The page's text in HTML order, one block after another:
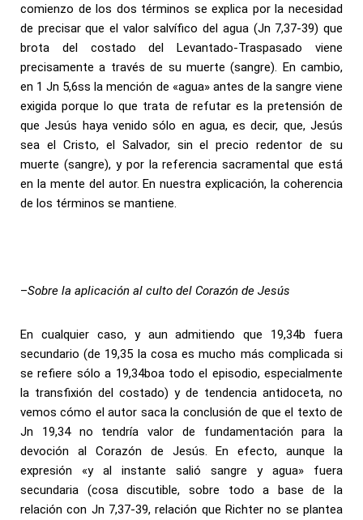
comienzo de los dos términos se explica por la necesidad
de precisar que el valor salvífico del agua (Jn 7,37-39) que
brota del costado del Levantado-Traspasado viene
precisamente a través de su muerte (sangre). En cambio,
en 1 Jn 5,6ss la mención de «agua» antes de la sangre viene
exigida porque lo que trata de refutar es la pretensión de
que Jesús haya venido sólo en agua, es decir, que, Jesús
sea el Cristo, el Salvador, sin el precio redentor de su
muerte (sangre), y por la referencia sacramental que está
en la mente del autor. En nuestra explicación, la coherencia
de los términos se mantiene.
–Sobre la aplicación al culto del Corazón de Jesús
En cualquier caso, y aun admitiendo que 19,34b fuera
secundario (de 19,35 la cosa es mucho más complicada si
se refiere sólo a 19,34boa todo el episodio, especialmente
la transfixión del costado) y de tendencia antidoceta, no
vemos cómo el autor saca la conclusión de que el texto de
Jn 19,34 no tendría valor de fundamentación para la
devoción al Corazón de Jesús. En efecto, aunque la
expresión «y al instante salió sangre y agua» fuera
secundaria (cosa discutible, sobre todo a base de la
relación con Jn 7,37-39, relación que Richter no se plantea